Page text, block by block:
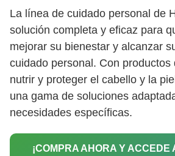
La línea de cuidado personal de
solución completa y eficaz para
mejorar su bienestar y alcanzar
cuidado personal. Con productos
nutrir y proteger el cabello y la
una gama de soluciones
necesidades específicas.
¡COMPRA AHORA Y ACCEDE